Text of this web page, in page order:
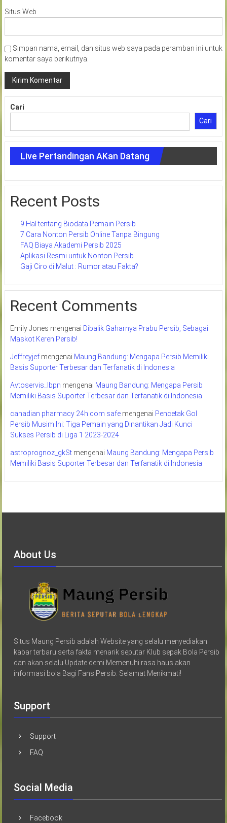
Situs Web
Simpan nama, email, dan situs web saya pada peramban ini untuk
komentar saya berikutnya.
Cari
Cari
Live Pertandingan AKan Datang
Recent Posts
9 Hal tentang Biodata Pemain Persib
7 Cara Nonton Persib Online Tanpa Bingung
FAQ Biaya Akademi Persib 2025
Aplikasi Resmi untuk Nonton Persib
Gaji Ciro di Malut : Rumor atau Fakta?
Recent Comments
Emily Jones mengenai Dibalik Gaharnya Prabu Persib, Sebagai
Maskot Keren Persib!
Jeffreyjefmengenai Maung Bandung: Mengapa Persib Memiliki
Basis Suporter Terbesar dan Terfanatik di Indonesia
Avtoservis_lbpn mengenai Maung Bandung: Mengapa Persib
Memiliki Basis Suporter Terbesar dan Terfanatik di Indonesia
canadian pharmacy 24h com safemengenai Pencetak Gol
Persib Musim Ini: Tiga Pemain yang Dinantikan Jadi Kunci
Sukses Persib di Liga 1 2023-2024
astroprognoz_gkStmengenai Maung Bandung: Mengapa Persib
Memiliki Basis Suporter Terbesar dan Terfanatik di Indonesia
About Us
Situs Maung Persib adalah Website yang selalu menyediakan
kabar terbaru serta fakta menarik seputar Klub sepak Bola Persib
dan akan selalu Update demi Memenuhi rasa haus akan
informasi bola Bagi Fans Persib. Selamat Menikmati!
Support
Support
FAQ
Social Media
Facebook